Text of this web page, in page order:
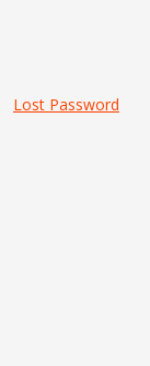
Lost Password